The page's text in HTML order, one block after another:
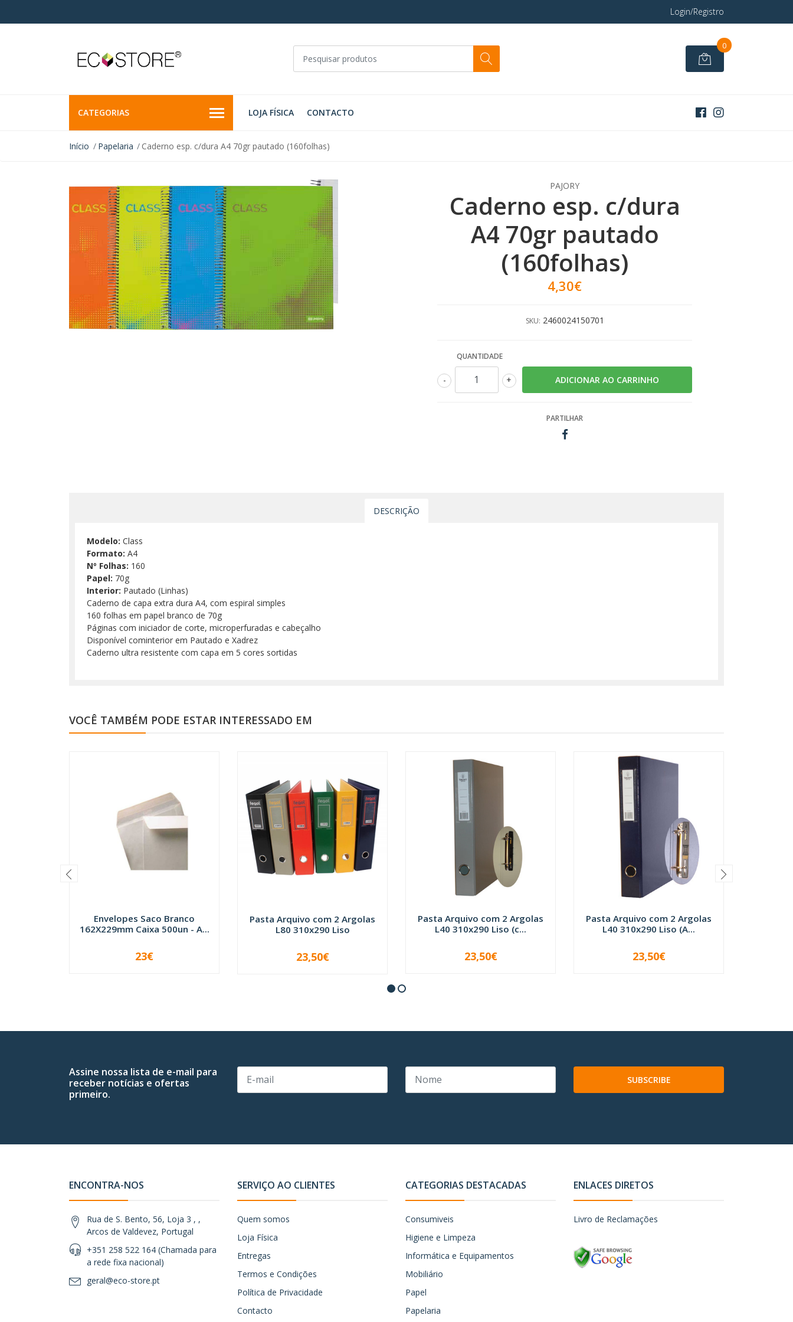
Login/Registro
0
CATEGORIAS LOJA FÍSICA CONTACTO
Início Papelaria Caderno esp. c/dura A4 70gr pautado (160folhas)
PAJORY
Caderno esp. c/dura
A4 70gr pautado
(160folhas)
4,30€
SKU: 2460024150701
QUANTIDADE
+
-
PARTILHAR
DESCRIÇÃO
Modelo: Class
Formato: A4
Nº Folhas: 160
Papel: 70g
Interior: Pautado (Linhas)
Caderno de capa extra dura A4, com espiral simples
160 folhas em papel branco de 70g
Páginas com iniciador de corte, microperfuradas e cabeçalho
Disponível cominterior em Pautado e Xadrez
Caderno ultra resistente com capa em 5 cores sortidas
VOCÊ TAMBÉM PODE ESTAR INTERESSADO EM
Envelopes Saco Branco
162X229mm Caixa 500un - A...
+
23€
Pasta Arquivo com 2 Argolas
L80 310x290 Liso
VER OPÇÕES
23,50€
Pasta Arquivo com 2 Argolas
L40 310x290 Liso (c...
+
23,50€
Pasta Arquivo com 2 Argolas
L40 310x290 Liso (A...
+
23,50€
Assine nossa lista de e-mail para
receber notícias e ofertas
primeiro.
SUBSCRIBE
ENCONTRA-NOS
Rua de S. Bento, 56, Loja 3 , ,
Arcos de Valdevez, Portugal
+351 258 522 164 (Chamada para
a rede fixa nacional)
geral@eco-store.pt
SERVIÇO AO CLIENTES
Quem somos
Loja Física
Entregas
Termos e Condições
Política de Privacidade
Contacto
CATEGORIAS DESTACADAS
Consumiveis
Higiene e Limpeza
Informática e Equipamentos
Mobiliário
Papel
Papelaria
ENLACES DIRETOS
Livro de Reclamações